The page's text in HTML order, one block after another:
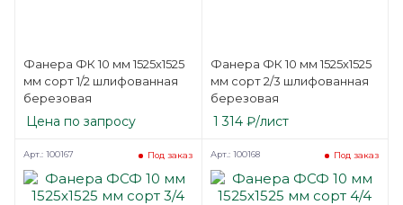
Фанера ФК 10 мм 1525х1525
мм сорт 1/2 шлифованная
березовая
Цена по запросу
Фанера ФК 10 мм 1525х1525
мм сорт 2/3 шлифованная
березовая
1 314₽/лист
Под заказ
Арт.: 100167 Под заказ
Арт.: 100168